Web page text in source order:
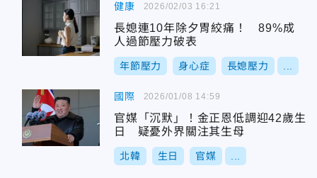
健康
長媳連10年除夕胃絞痛！ 89%成
人過節壓力破表
年節壓力 身心症 長媳壓力
2026/02/03 16:21
國際
官媒「沉默」！金正恩低調迎42歲生
日 疑憂外界關注其生母
北韓 生日 官媒
2026/01/08 14:59